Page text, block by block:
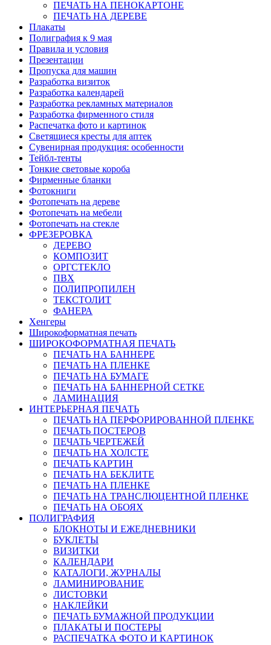
ПЕЧАТЬ НА ПЕНОКАРТОНЕ
ПЕЧАТЬ НА ДЕРЕВЕ
Плакаты
Полиграфия к 9 мая
Правила и условия
Презентации
Пропуска для машин
Разработка визиток
Разработка календарей
Разработка рекламных материалов
Разработка фирменного стиля
Распечатка фото и картинок
Светящиеся кресты для аптек
Сувенирная продукция: особенности
Тейбл-тенты
Тонкие световые короба
Фирменные бланки
Фотокниги
Фотопечать на дереве
Фотопечать на мебели
Фотопечать на стекле
ФРЕЗЕРОВКА
ДЕРЕВО
КОМПОЗИТ
ОРГСТЕКЛО
ПВХ
ПОЛИПРОПИЛЕН
ТЕКСТОЛИТ
ФАНЕРА
Хенгеры
Широкоформатная печать
ШИРОКОФОРМАТНАЯ ПЕЧАТЬ
ПЕЧАТЬ НА БАННЕРЕ
ПЕЧАТЬ НА ПЛЕНКЕ
ПЕЧАТЬ НА БУМАГЕ
ПЕЧАТЬ НА БАННЕРНОЙ СЕТКЕ
ЛАМИНАЦИЯ
ИНТЕРЬЕРНАЯ ПЕЧАТЬ
ПЕЧАТЬ НА ПЕРФОРИРОВАННОЙ ПЛЕНКЕ
ПЕЧАТЬ ПОСТЕРОВ
ПЕЧАТЬ ЧЕРТЕЖЕЙ
ПЕЧАТЬ НА ХОЛСТЕ
ПЕЧАТЬ КАРТИН
ПЕЧАТЬ НА БЕКЛИТЕ
ПЕЧАТЬ НА ПЛЕНКЕ
ПЕЧАТЬ НА ТРАНСЛЮЦЕНТНОЙ ПЛЕНКЕ
ПЕЧАТЬ НА ОБОЯХ
ПОЛИГРАФИЯ
БЛОКНОТЫ И ЕЖЕДНЕВНИКИ
БУКЛЕТЫ
ВИЗИТКИ
КАЛЕНДАРИ
КАТАЛОГИ, ЖУРНАЛЫ
ЛАМИНИРОВАНИЕ
ЛИСТОВКИ
НАКЛЕЙКИ
ПЕЧАТЬ БУМАЖНОЙ ПРОДУКЦИИ
ПЛАКАТЫ И ПОСТЕРЫ
РАСПЕЧАТКА ФОТО И КАРТИНОК